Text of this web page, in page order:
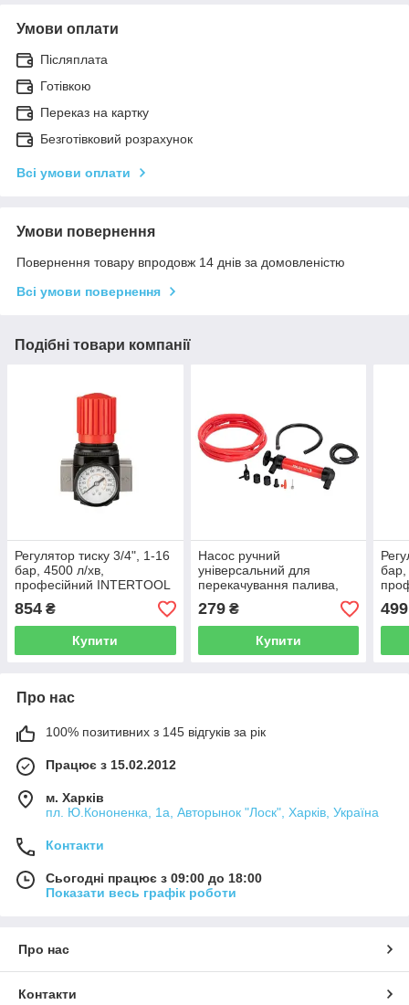
Умови оплати
Післяплата
Готівкою
Переказ на картку
Безготівковий розрахунок
Всі умови оплати
Умови повернення
Повернення товару впродовж 14 днів за домовленістю
Всі умови повернення
Подібні товари компанії
Регулятор тиску 3/4", 1-16
бар, 4500 л/хв,
професійний INTERTOOL
PT-1427
854 ₴
Купити
Насос ручний
універсальний для
перекачування палива,
масла, води INTERTOOL
AT-3070
279₴
Купити
бар,
PT-
499
Про нас
100% позитивних з 145 відгуків за рік
Працює з 15.02.2012
м. Харків
пл. Ю.Кононенка, 1а, Авторынок "Лоск", Харків, Україна
Контакти
Сьогодні працює з 09:00 до 18:00
Показати весь графік роботи
Про нас
Контакти